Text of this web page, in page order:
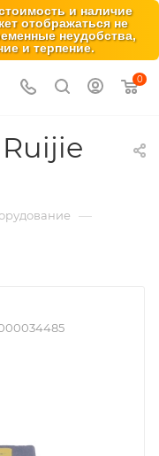
и наличие
отображаться не
неудобства,
и терпение.
0
—